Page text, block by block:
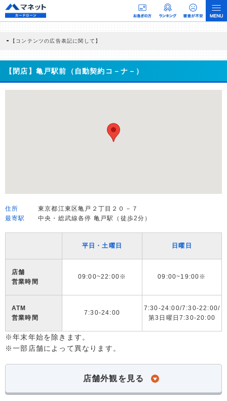
【コンテンツの広告表記に関して】
商品を根拠なくPRするものではなく、当編集部の調査／ユーザーへの口コミ収集な
どに基づき、公平性を担保した情報提供を行っています。
>提携企業一覧
【閉店】亀戸駅前（自動契約コ－ナ－）
住所
東京都江東区亀戸２丁目２０－７
最寄駅
中央・総武線各停 亀戸駅（徒歩2分）
平日・土曜日 日曜日
店舗
営業時間
09:00~22:00※ 09:00~19:00※
ATM
営業時間
7:30-24:00
7:30-24:00/7:30-22:00/
第3日曜日7:30-20:00
※年末年始を除きます。
※一部店舗によって異なります。
店舗外観を見る